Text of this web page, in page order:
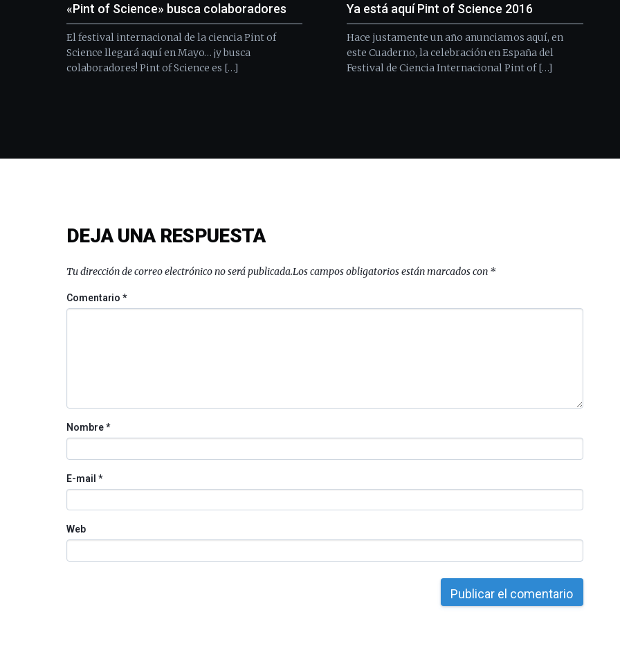
«Pint of Science» busca colaboradores
El festival internacional de la ciencia Pint of
Science llegará aquí en Mayo… ¡y busca
colaboradores! Pint of Science es […]
Ya está aquí Pint of Science 2016
Hace justamente un año anunciamos aquí, en
este Cuaderno, la celebración en España del
Festival de Ciencia Internacional Pint of […]
DEJA UNA RESPUESTA
Tu dirección de correo electrónico no será publicada.Los campos obligatorios están marcados con *
Comentario*
Nombre*
E-mail *
Web